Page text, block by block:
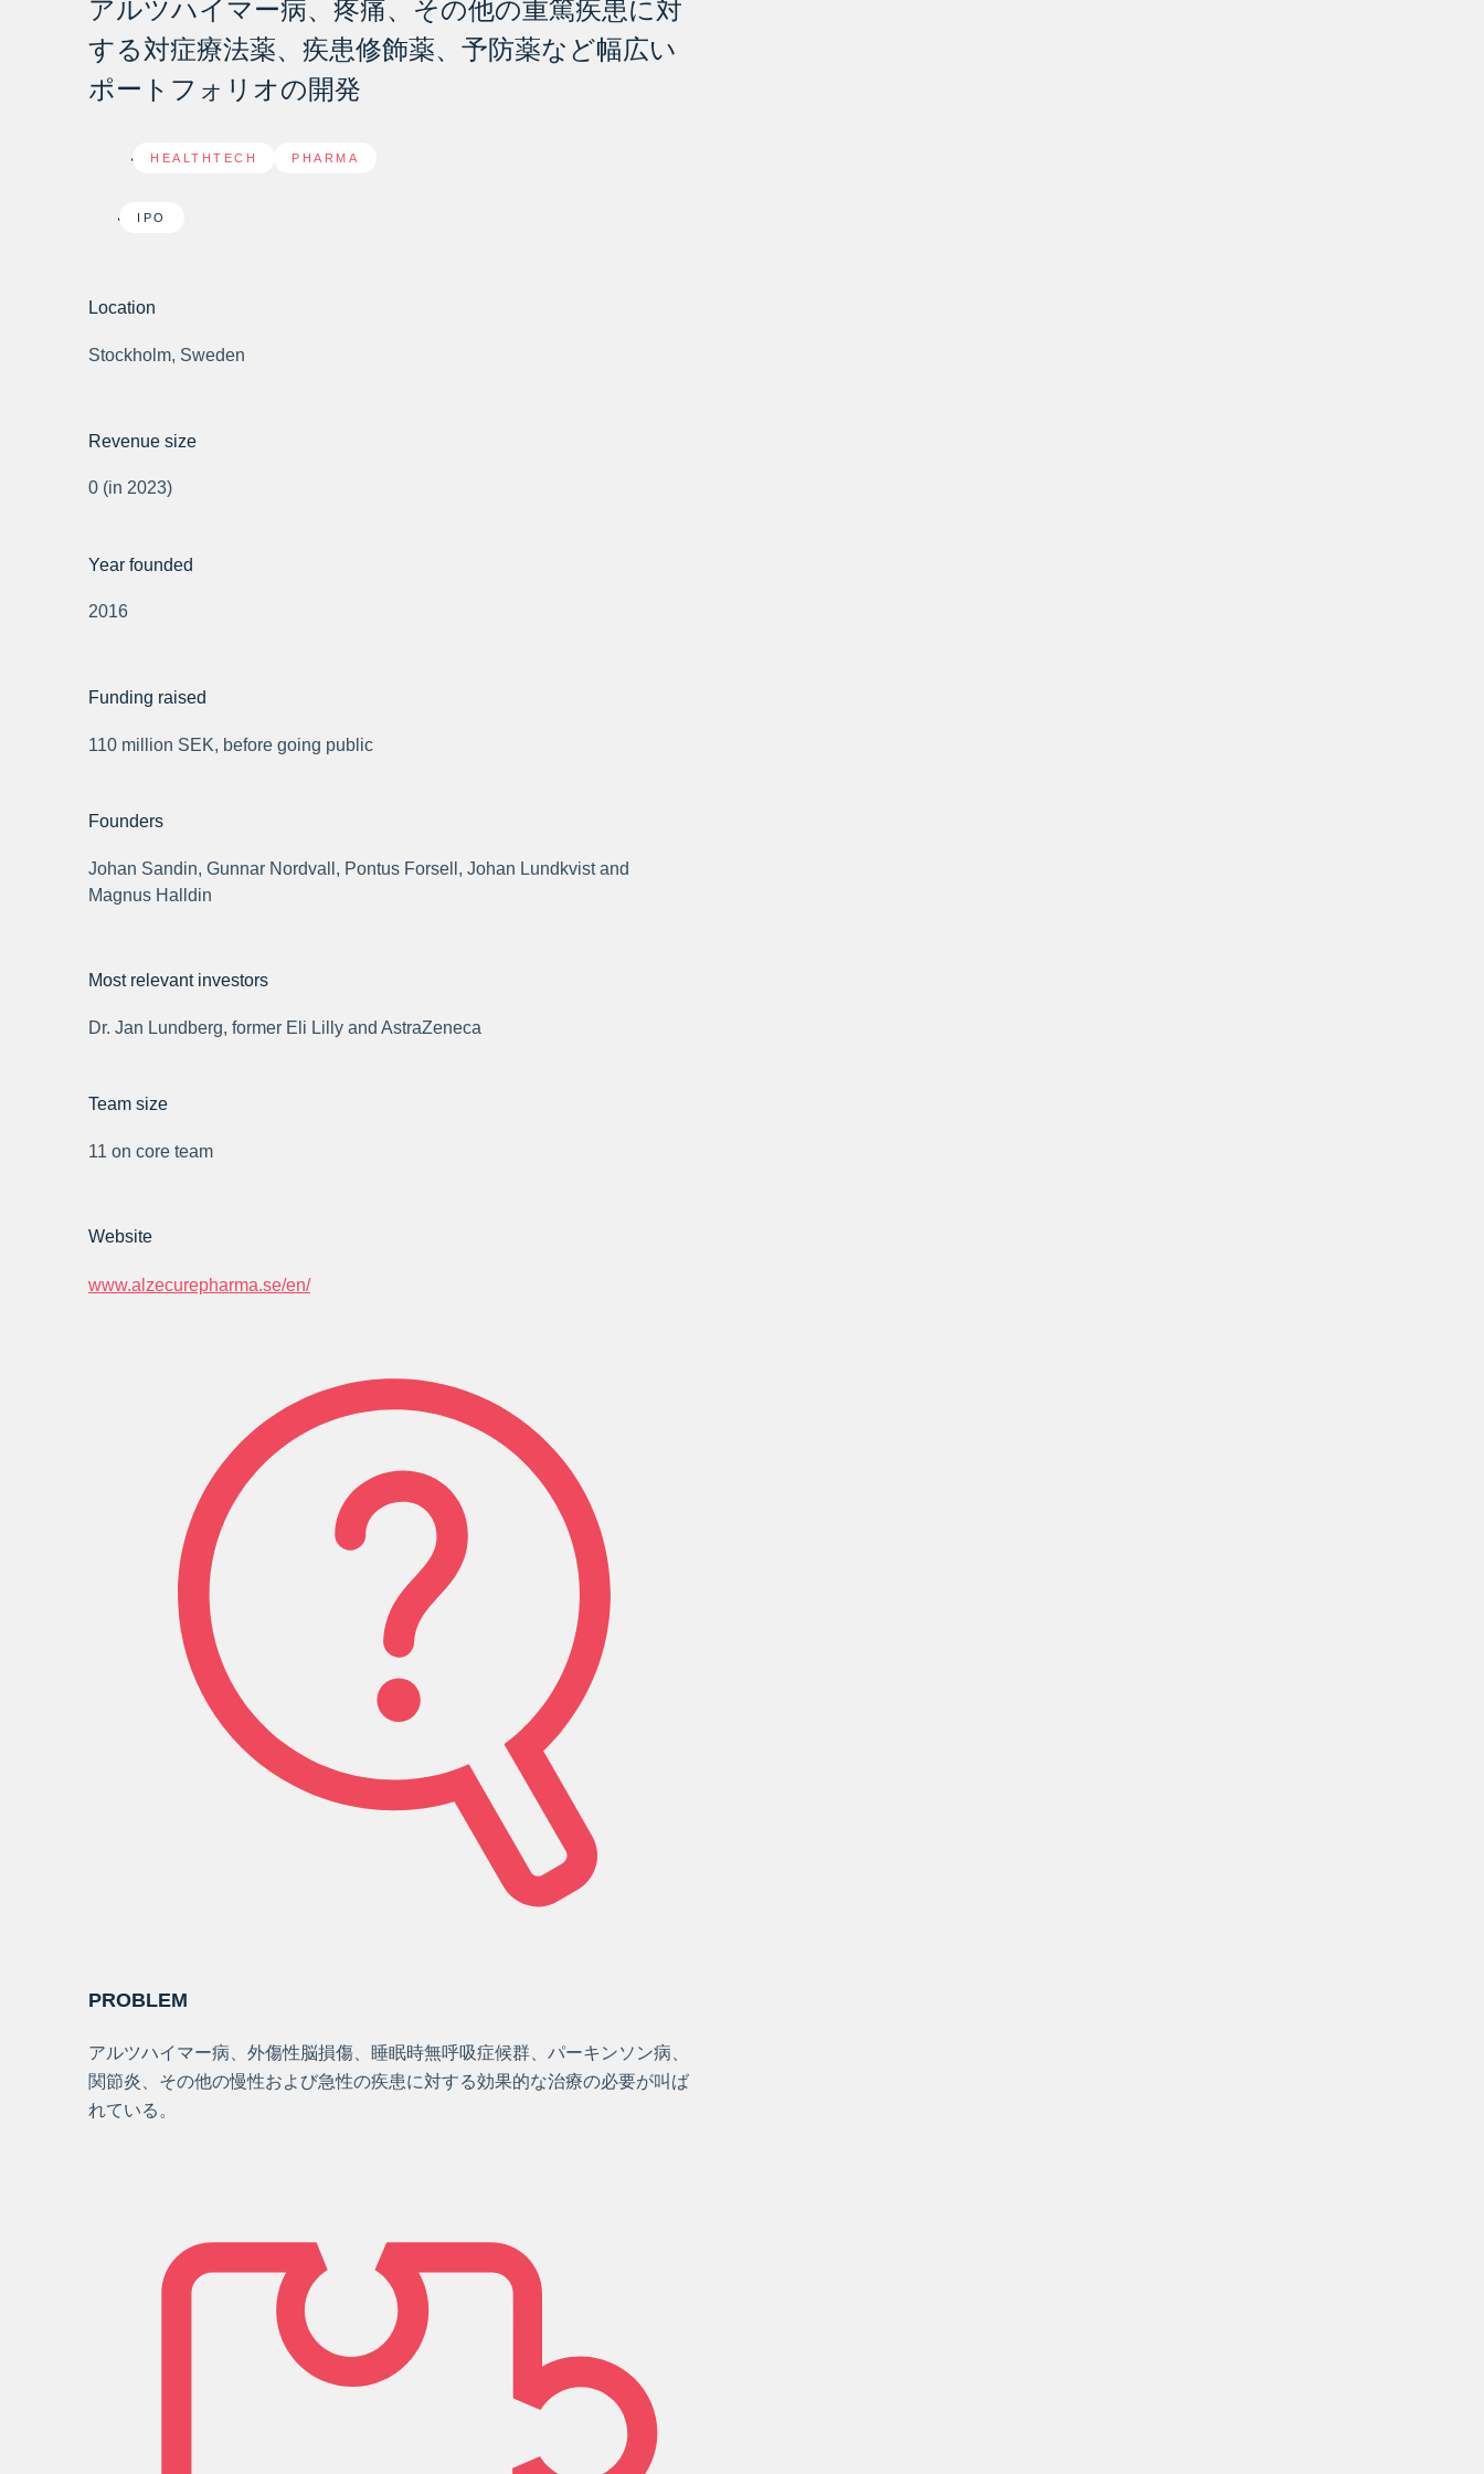
アルツハイマー病、疼痛、その他の重篤疾患に対
する対症療法薬、疾患修飾薬、予防薬など幅広い
ポートフォリオの開発
HEALTHTECH PHARMA
IPO
Location
Stockholm, Sweden
Revenue size
0 (in 2023)
Year founded
2016
Funding raised
110 million SEK, before going public
Founders
Johan Sandin, Gunnar Nordvall, Pontus Forsell, Johan Lundkvist and
Magnus Halldin
Most relevant investors
Dr. Jan Lundberg, former Eli Lilly and AstraZeneca
Team size
11 on core team
Website
www.alzecurepharma.se/en/
PROBLEM
アルツハイマー病、外傷性脳損傷、睡眠時無呼吸症候群、パーキンソン病、
関節炎、その他の慢性および急性の疾患に対する効果的な治療の必要が叫ば
れている。